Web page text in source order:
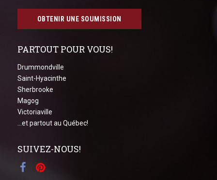
OBTENIR UNE SOUMISSION
PARTOUT POUR VOUS!
Drummondville
Saint-Hyacinthe
Sherbrooke
Magog
Victoriaville
...et partout au Québec!
SUIVEZ-NOUS!